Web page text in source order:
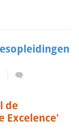
de
Excelence'